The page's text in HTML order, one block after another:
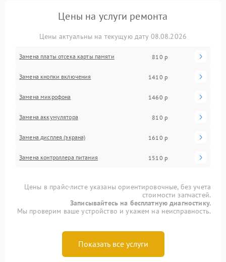
Цены на услуги ремонта
Цены актуальны на текущую дату 08.08.2026
Замена платы отсека карты памяти 810 р
Замена кнопки включения 1410 р
Замена микрофона 1460 р
Замена аккумулятора 810 р
Замена дисплея (экрана) 1610 р
Замена контроллера питания 1510 р
Цены в прайс-листе указаны ориентировочные, без учета
стоимости запчастей.
Записывайтесь на бесплатную диагностику.
Мы проверим ваше устройство и укажем на неисправность.
Показать все услуги